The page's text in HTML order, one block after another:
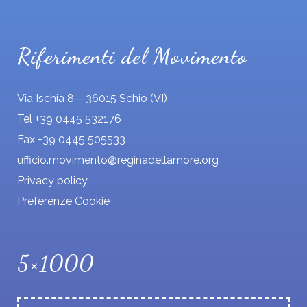
Riferimenti del Movimento
Via Ischia 8 – 36015 Schio (VI)
Tel +39 0445 532176
Fax +39 0445 505533
ufficio.movimento@reginadellamore.org
Privacy policy
Preferenze Cookie
5×1000